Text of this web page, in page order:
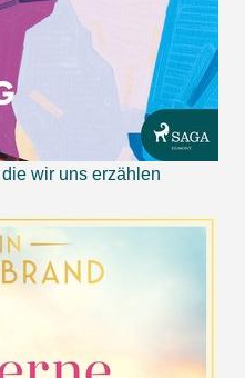
die wir uns erzählen